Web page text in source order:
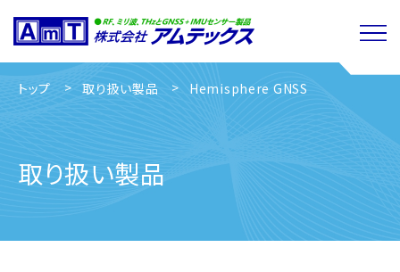
トップ 取り扱い製品 Hemisphere GNSS
取り扱い製品